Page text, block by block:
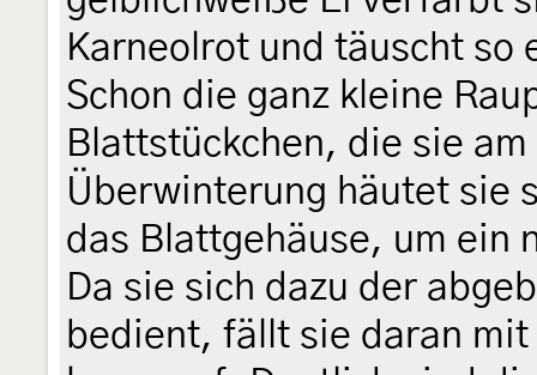
Karneolrot und täuscht
Schon die ganz kleine
Blattstückchen, die sie
Überwinterung häutet sie
das Blattgehäuse, um ein
Da sie sich dazu der
bedient, fällt sie daran